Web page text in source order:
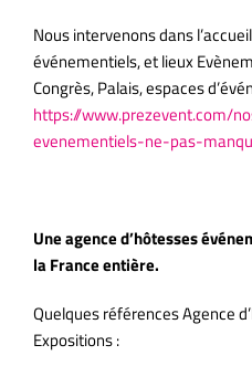
Nous intervenons dans
événementiels, et lieux
Congrès, Palais, espaces
https://www.prezevent.com/
evenementiels-ne-pas-
Une agence d’hôtesses
la France entière.
Quelques références Agence
Expositions :